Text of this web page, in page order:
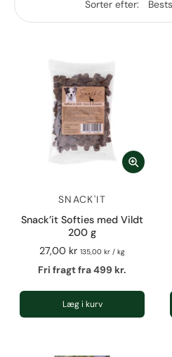
Sorter efter:
SNACK'IT
Snack’it Softies med Vildt
200 g
27,00 kr 135,00 kr / kg
Fri fragt fra 499 kr.
Læg i kurv